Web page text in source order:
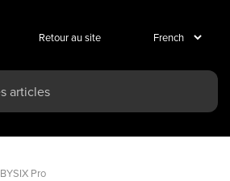
Retour au site
BYSIX Pro